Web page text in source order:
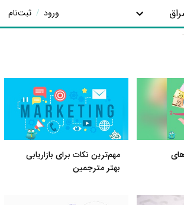
ورود / ثبت‌نام
مهم‌ترین نکات برای بازاریابی
بهتر مترجمین